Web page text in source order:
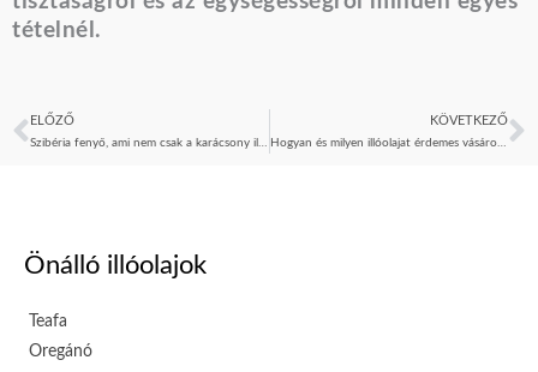
tételnél.
Előző
ELŐZŐ
Szibéria fenyő, ami nem csak a karácsony illata
KÖVETKEZŐ
Hogyan és milyen illóolajat érdemes vásárolni
Önálló illóolajok
Teafa
Oregánó